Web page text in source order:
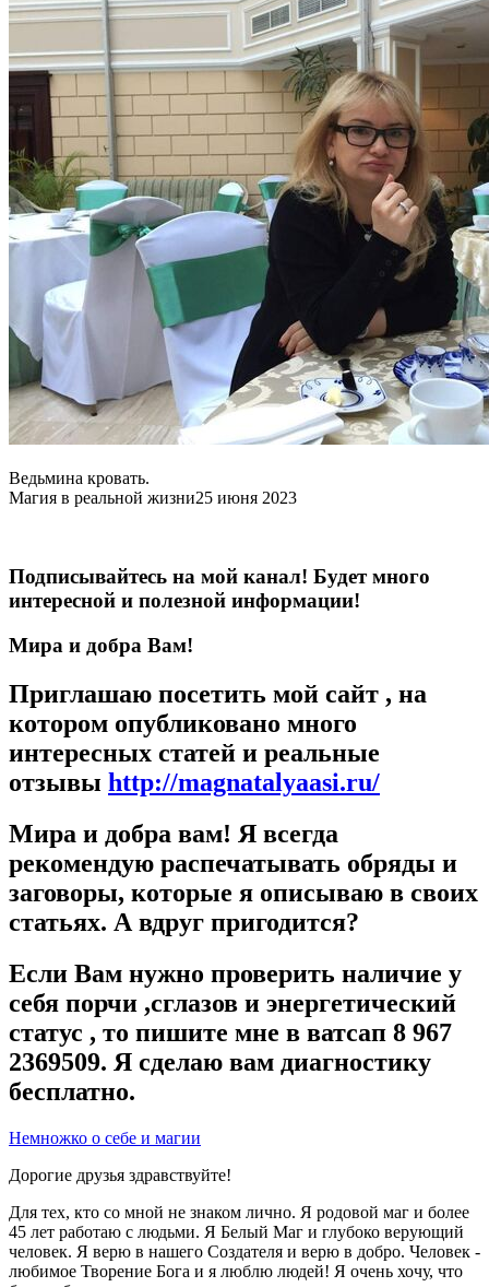
Ведьмина кровать.
Магия в реальной жизни25 июня 2023
Подписывайтесь на мой канал! Будет много
интересной и полезной информации!
Мира и добра Вам!
Приглашаю посетить мой сайт , на
котором опубликовано много
интересных статей и реальные
отзывы http://magnatalyaasi.ru/
Мира и добра вам! Я всегда
рекомендую распечатывать обряды и
заговоры, которые я описываю в своих
статьях. А вдруг пригодится?
Если Вам нужно проверить наличие у
себя порчи ,сглазов и энергетический
статус , то пишите мне в ватсап 8 967
2369509. Я сделаю вам диагностику
бесплатно.
Немножко о себе и магии
Дорогие друзья здравствуйте!
Для тех, кто со мной не знаком лично. Я родовой маг и более
45 лет работаю с людьми. Я Белый Маг и глубоко верующий
человек. Я верю в нашего Создателя и верю в добро. Человек -
любимое Творение Бога и я люблю людей! Я очень хочу, что